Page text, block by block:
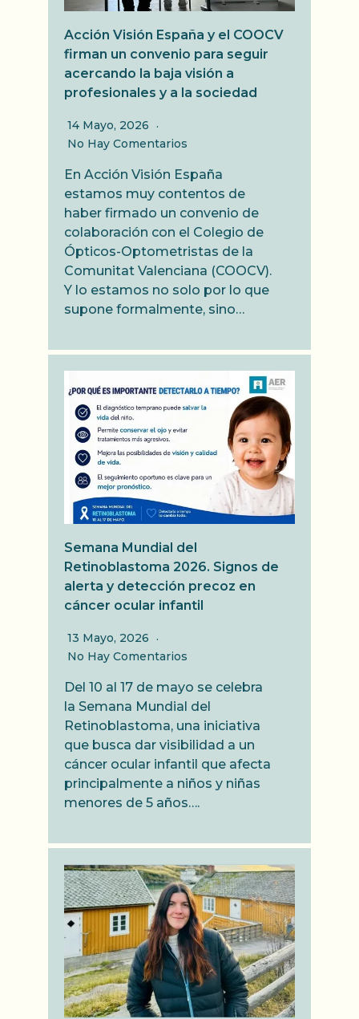
Acción Visión España y el COOCV
firman un convenio para seguir
acercando la baja visión a
profesionales y a la sociedad
14 Mayo, 2026
No Hay Comentarios
En Acción Visión España
estamos muy contentos de
haber firmado un convenio de
colaboración con el Colegio de
Ópticos-Optometristas de la
Comunitat Valenciana (COOCV).
Y lo estamos no solo por lo que
supone formalmente, sino…
Semana Mundial del
Retinoblastoma 2026. Signos de
alerta y detección precoz en
cáncer ocular infantil
13 Mayo, 2026
No Hay Comentarios
Del 10 al 17 de mayo se celebra
la Semana Mundial del
Retinoblastoma, una iniciativa
que busca dar visibilidad a un
cáncer ocular infantil que afecta
principalmente a niños y niñas
menores de 5 años….